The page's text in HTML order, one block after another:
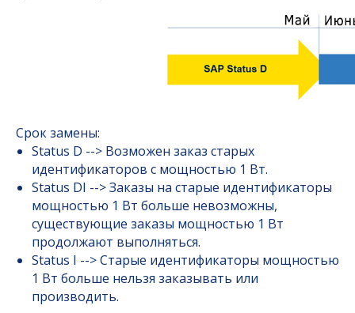
Срок замены:
Status D --> Возможен заказ старых
идентификаторов с мощностью 1 Вт.
Status DI --> Заказы на старые идентификаторы
мощностью 1 Вт больше невозможны,
существующие заказы мощностью 1 Вт
продолжают выполняться.
Status I --> Старые идентификаторы мощностью
1 Вт больше нельзя заказывать или
производить.